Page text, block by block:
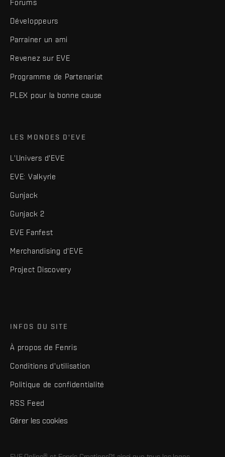
Forums
Développeurs
Parrainer un ami
Revenez sur EVE
Programme de Partenariat
PLEX pour la bonne cause
LES MONDES D'EVE
L'Univers d'EVE
EVE: Valkyrie
Gunjack
Gunjack 2
EVE Fanfest
Merchandising d'EVE
Project Discovery
INFOS DU SITE
À propos de Fenris
Conditions d'utilisation
Politique de confidentialité
RSS Feed
Gérer les cookies